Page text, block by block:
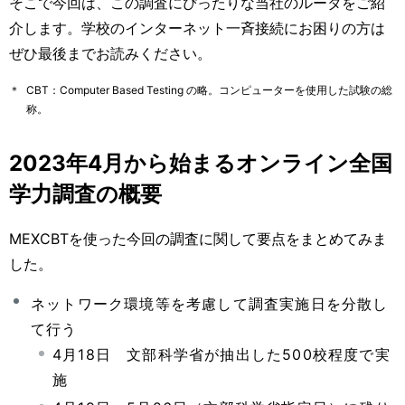
介します。学校のインターネット一斉接続にお困りの方は
ぜひ最後までお読みください。
＊
CBT：Computer Based Testing の略。コンピューターを使用した試験の総
称。
2023年4月から始まるオンライン全国
学力調査の概要
MEXCBTを使った今回の調査に関して要点をまとめてみま
した。
ネットワーク環境等を考慮して調査実施日を分散し
て行う
4月18日 文部科学省が抽出した500校程度で実
施